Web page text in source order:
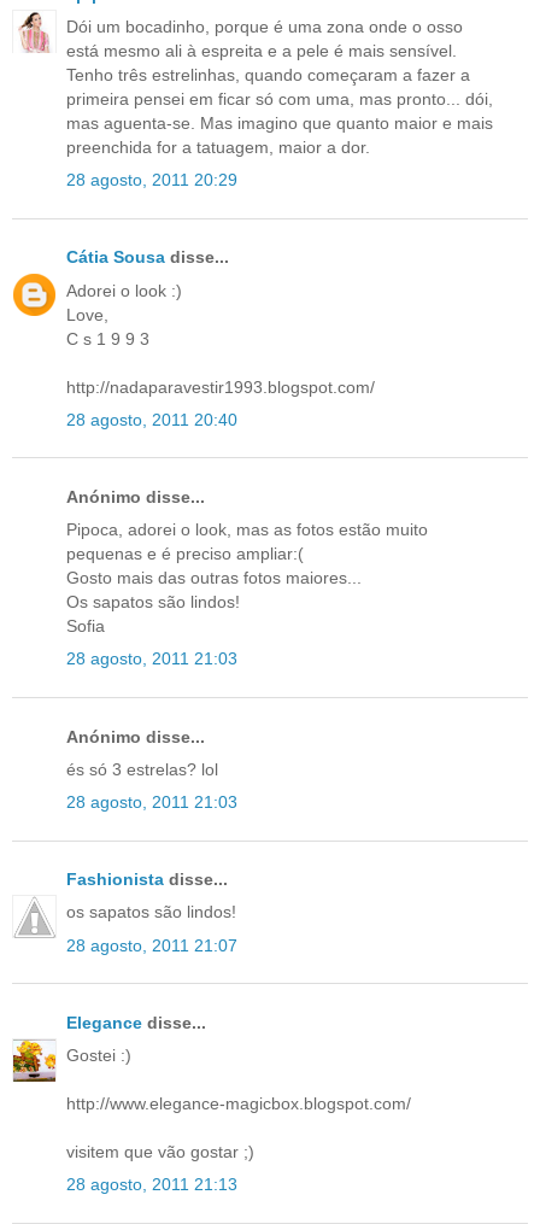
Dói um bocadinho, porque é uma zona onde o osso
está mesmo ali à espreita e a pele é mais sensível.
Tenho três estrelinhas, quando começaram a fazer a
primeira pensei em ficar só com uma, mas pronto... dói,
mas aguenta-se. Mas imagino que quanto maior e mais
preenchida for a tatuagem, maior a dor.
28 agosto, 2011 20:29
Cátia Sousa disse...
Adorei o look :)
Love,
C s 1 9 9 3
http://nadaparavestir1993.blogspot.com/
28 agosto, 2011 20:40
Anónimo disse...
Pipoca, adorei o look, mas as fotos estão muito
pequenas e é preciso ampliar:(
Gosto mais das outras fotos maiores...
Os sapatos são lindos!
Sofia
28 agosto, 2011 21:03
Anónimo disse...
és só 3 estrelas? lol
28 agosto, 2011 21:03
Fashionista disse...
os sapatos são lindos!
28 agosto, 2011 21:07
Elegance disse...
Gostei :)
http://www.elegance-magicbox.blogspot.com/
visitem que vão gostar ;)
28 agosto, 2011 21:13